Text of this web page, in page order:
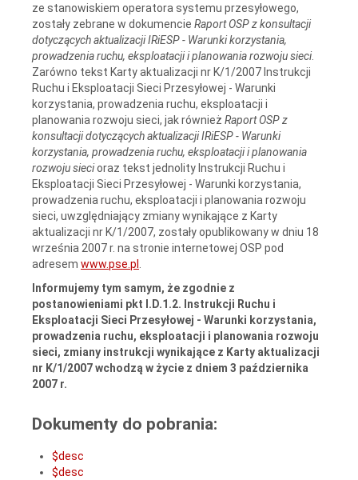
ze stanowiskiem operatora systemu przesyłowego,
zostały zebrane w dokumencie Raport OSP z konsultacji
dotyczących aktualizacji IRiESP - Warunki korzystania,
prowadzenia ruchu, eksploatacji i planowania rozwoju sieci.
Zarówno tekst Karty aktualizacji nr K/1/2007 Instrukcji
Ruchu i Eksploatacji Sieci Przesyłowej - Warunki
korzystania, prowadzenia ruchu, eksploatacji i
planowania rozwoju sieci, jak również Raport OSP z
konsultacjidotyczących aktualizacji IRiESP - Warunki
korzystania, prowadzenia ruchu, eksploatacji i planowania
rozwoju siecioraz tekst jednolity Instrukcji Ruchu i
Eksploatacji Sieci Przesyłowej - Warunki korzystania,
prowadzenia ruchu, eksploatacji i planowania rozwoju
sieci, uwzględniający zmiany wynikające z Karty
aktualizacji nr K/1/2007, zostały opublikowany w dniu 18
września 2007 r. na stronie internetowej OSP pod
adresem www.pse.pl
Informujemy tym samym, że zgodnie z
postanowieniami pkt I.D.1.2. Instrukcji Ruchu i
Eksploatacji Sieci Przesyłowej - Warunki korzystania,
prowadzenia ruchu, eksploatacji i planowania rozwoju
sieci, zmiany instrukcji wynikające z Karty aktualizacji
nr K/1/2007 wchodzą w życie z dniem 3 października
2007 r.
Dokumenty do pobrania:
$desc
$desc